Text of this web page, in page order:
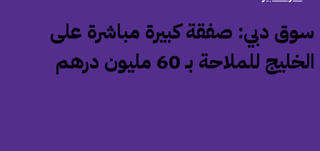
دبي: صفقة كبيرة مباشرة على
للملاحة بـ 60 مليون درهم